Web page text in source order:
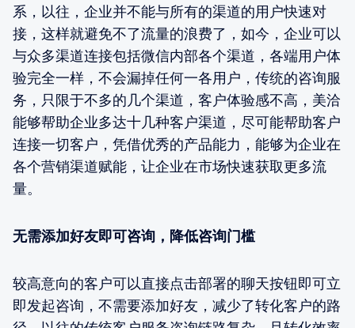
系，以往，企业并不能与所有的渠道的用户快速对
接，这样就避免不了流量的浪费了，如今，企业可以
与众多渠道连接包括微信内部各个渠道，各端用户体
验完全一样，不会漏掉任何一各用户，传统的咨询服
务，只限于不多的几个渠道，客户体验感不高，美洽
能够帮助企业多达十几种客户渠道，尽可能帮助客户
连接一切客户，凭借优秀的产品能力，能够为企业在
各个营销渠道赋能，让企业在市场快速获取更多流
量。
无需添加好友即可咨询，降低咨询门槛
较高意向的客户可以直接点击部署的聊天按钮即可立
即发起咨询，不需要添加好友，减少了转化客户的路